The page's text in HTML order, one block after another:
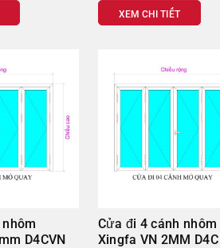
XEM CHI TIẾT
D4CVN
Cửa đi 4 cánh nhôm
Xingfa VN 2MM D4C